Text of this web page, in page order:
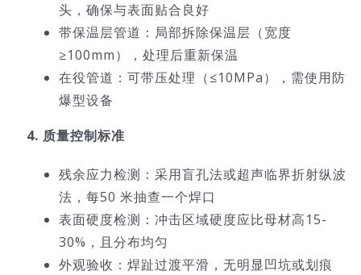
头，确保与表面贴合良好
带保温层管道：局部拆除保温层（宽度
≥100mm），处理后重新保温
在役管道：可带压处理（≤10MPa），需使用防
爆型设备
4. 质量控制标准
残余应力检测：采用盲孔法或超声临界折射纵波
法，每50 米抽查一个焊口
表面硬度检测：冲击区域硬度应比母材高15-
30%，且分布均匀
外观验收：焊趾过渡平滑，无明显凹坑或划痕